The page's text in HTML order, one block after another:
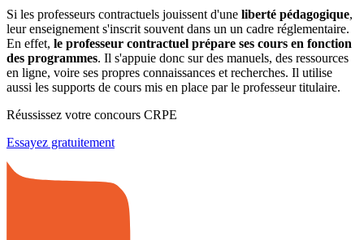
Si les professeurs contractuels jouissent d'une liberté pédagogique,
leur enseignement s'inscrit souvent dans un un cadre réglementaire.
En effet, le professeur contractuel prépare ses cours en fonction
des programmes. Il s'appuie donc sur des manuels, des ressources
en ligne, voire ses propres connaissances et recherches. Il utilise
aussi les supports de cours mis en place par le professeur titulaire.
Réussissez votre concours CRPE
Essayez gratuitement